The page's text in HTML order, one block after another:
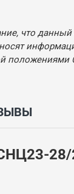
что данный
положениями